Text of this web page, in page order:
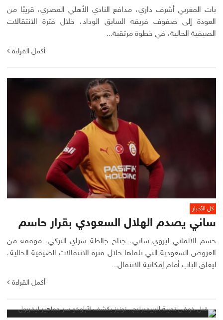
بات المغربي أشرف داري، مدافع النادي الأهلي المصري، قريبًا من
العودة إلى صفوف فريقه السابق الوداد، خلال فترة الانتقالات
الصيفية الحالية، في خطوة مرتقبة...
أكمل القراءة
كل الأخبار
ساني يصدم الهلال السعودي بقرار حاسم
حسم الألماني ليروي ساني، جناح جالطة سراي التركي، موقفه من
العروض السعودية التي تلقاها خلال فترة الانتقالات الصيفية الحالية،
ليغلق الباب أمام إمكانية الانتقال...
أكمل القراءة